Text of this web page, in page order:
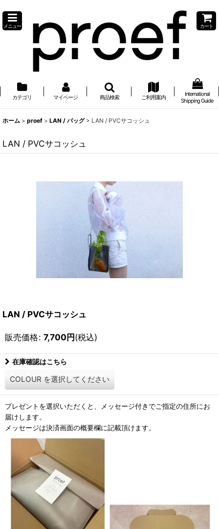
メニュー カート
カテゴリ マイページ 商品検索 ご利用案内
International
Shipping Guide
ホーム > proef > LAN / バッグ > LAN / PVCサコッシュ
LAN / PVCサコッシュ
LAN / PVCサコッシュ
販売価格: 7,700円(税込)
在庫確認はこちら
COLOUR を選択してください
プレゼントを選択いただくと、メッセージ付きでご指定の住所にお
届けします。
メッセージは決済画面の概要欄に記載頂けます。